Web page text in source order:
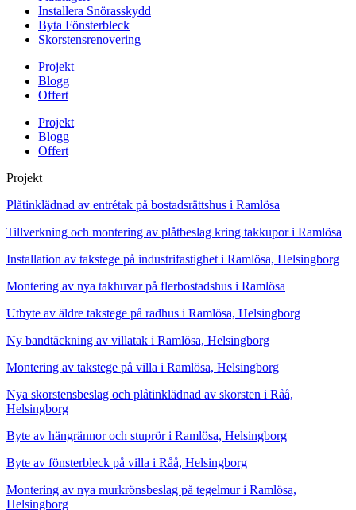
Installera Snörasskydd
Byta Fönsterbleck
Skorstensrenovering
Projekt
Blogg
Offert
Projekt
Blogg
Offert
Projekt
Plåtinklädnad av entrétak på bostadsrättshus i Ramlösa
Tillverkning och montering av plåtbeslag kring takkupor i Ramlösa
Installation av takstege på industrifastighet i Ramlösa, Helsingborg
Montering av nya takhuvar på flerbostadshus i Ramlösa
Utbyte av äldre takstege på radhus i Ramlösa, Helsingborg
Ny bandtäckning av villatak i Ramlösa, Helsingborg
Montering av takstege på villa i Ramlösa, Helsingborg
Nya skorstensbeslag och plåtinklädnad av skorsten i Råå,
Helsingborg
Byte av hängrännor och stuprör i Ramlösa, Helsingborg
Byte av fönsterbleck på villa i Råå, Helsingborg
Montering av nya murkrönsbeslag på tegelmur i Ramlösa,
Helsingborg